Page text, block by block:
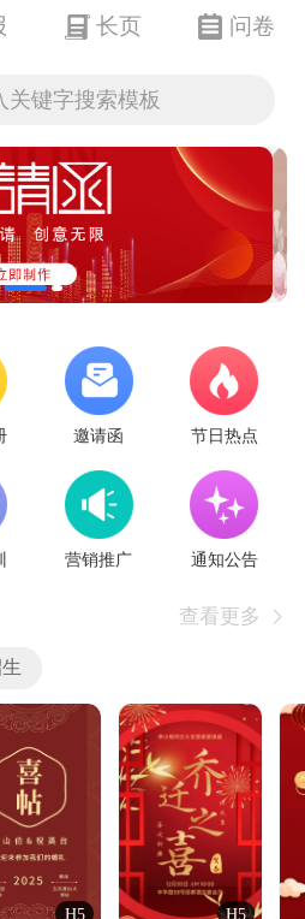
长页 问卷
关键字搜索模板
邀请函 节日热点
营销推广 通知公告
查看更多 
H5 H5